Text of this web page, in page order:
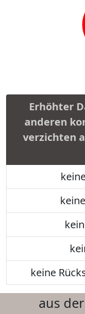
Erhöhter
anderen
verzichten
keine
aus